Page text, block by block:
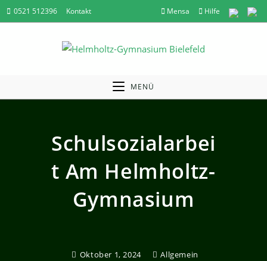
Zum
Inhalt
Mensa Hilfe
0521 512396 Kontakt
MENÜ
Schulsozialarbei
T Am Helmholtz-
Gymnasium
Oktober 1, 2024
Allgemein